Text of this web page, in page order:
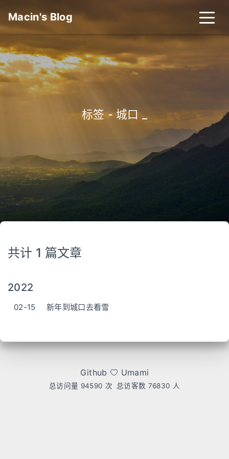
Macin's Blog
标签 - 城口_
共计 1 篇文章
2022
02-15 新年到城口去看雪
Github Umami
总访问量 94590 次 总访客数 76830 人